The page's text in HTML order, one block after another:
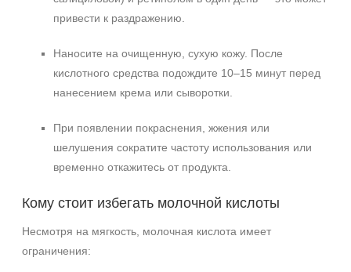
привести к раздражению.
Наносите на очищенную, сухую кожу. После
кислотного средства подождите 10–15 минут перед
нанесением крема или сыворотки.
При появлении покраснения, жжения или
шелушения сократите частоту использования или
временно откажитесь от продукта.
Кому стоит избегать молочной кислоты
Несмотря на мягкость, молочная кислота имеет
ограничения: